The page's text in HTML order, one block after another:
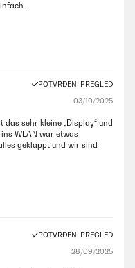
POTVRĐENI PREGLED
03/10/2025
sehr kleine „Display“ und
WLAN war etwas
geklappt und wir sind
POTVRĐENI PREGLED
28/09/2025